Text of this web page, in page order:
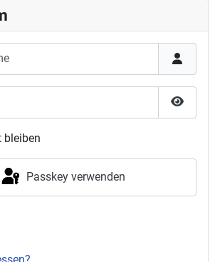
bleiben
Passkey verwenden